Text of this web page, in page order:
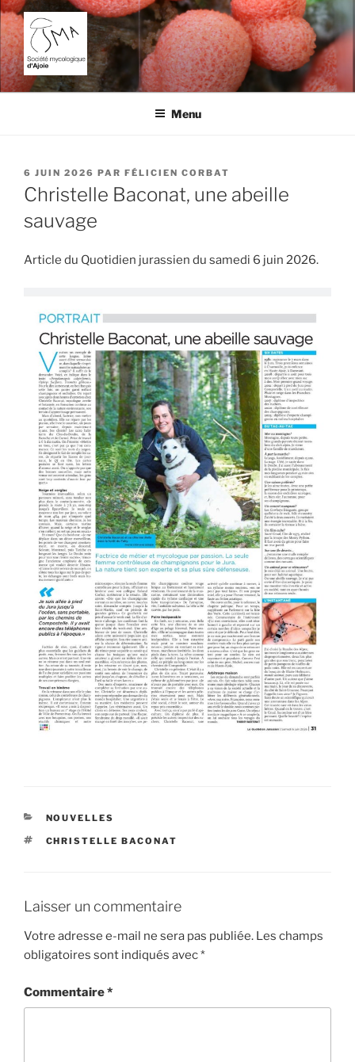
Aller
au
contenu
principal
SOCIÉTÉ MYCOLOGIQUE
L'étude des champignons dans la région de Porrentruy.
Menu
PUBLIÉ
LE
6 JUIN 2026 PAR FÉLICIEN CORBAT
Christelle Baconat, une abeille
sauvage
Article du Quotidien jurassien du samedi 6 juin 2026.
CATÉGORIES
NOUVELLES
ÉTIQUETTES
CHRISTELLE BACONAT
Laisser un commentaire
Votre adresse e-mail ne sera pas publiée. Les champs
obligatoires sont indiqués avec*
Commentaire*